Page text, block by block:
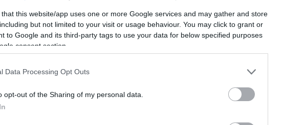
that this website/app uses one or more Google services and may gather and store
but not limited to your visit or usage behaviour. You may click to grant or
to Google and its third-party tags to use your data for below specified purposes
consent section.
Data Processing Opt Outs
opt-out of the Sharing of my personal data.
című új sorozatunk első részét. És most
politikában, amit tényleg nem értünk.